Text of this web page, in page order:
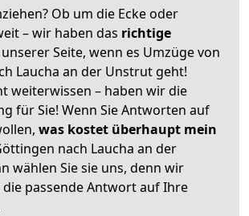
Ob um die Ecke oder
– wir haben das richtige
Seite, wenn es Umzüge von
Laucha an der Unstrut geht!
weiterwissen – haben wir die
für Sie! Wenn Sie Antworten auf
was kostet überhaupt mein
nach Laucha an der
wählen Sie sie uns, denn wir
passende Antwort auf Ihre